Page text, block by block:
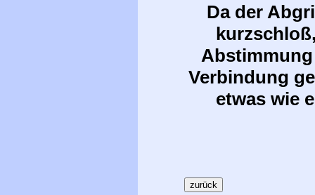
Da der
Abstimmung
Verbindung
etwas wie